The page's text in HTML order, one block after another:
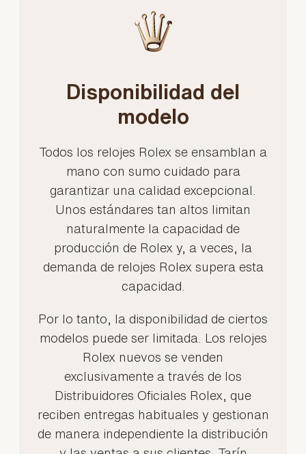
Disponibilidad del
modelo
Todos los relojes Rolex se ensamblan a
mano con sumo cuidado para
garantizar una calidad excepcional.
Unos estándares tan altos limitan
naturalmente la capacidad de
producción de Rolex y, a veces, la
demanda de relojes Rolex supera esta
capacidad.
Por lo tanto, la disponibilidad de ciertos
modelos puede ser limitada. Los relojes
Rolex nuevos se venden
exclusivamente a través de los
Distribuidores Oficiales Rolex, que
reciben entregas habituales y gestionan
de manera independiente la distribución